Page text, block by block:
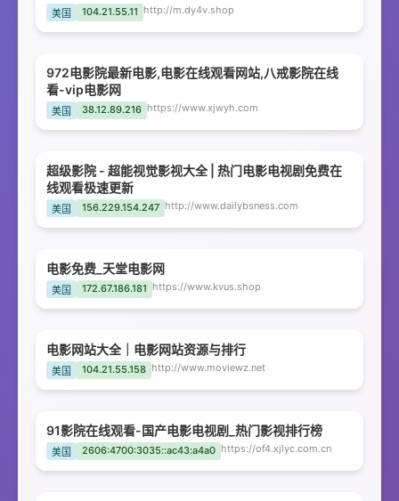
美国 104.21.55.11 http://m.dy4v.shop
972电影院最新电影,电影在线观看网站,八戒影院在线
看-vip电影网
美国 38.12.89.216 https://www.xjwyh.com
超级影院 - 超能视觉影视大全 | 热门电影电视剧免费在
线观看极速更新
美国 156.229.154.247 http://www.dailybsness.com
电影免费_天堂电影网
美国 172.67.186.181 https://www.kvus.shop
电影网站大全｜电影网站资源与排行
美国 104.21.55.158 http://www.moviewz.net
91影院在线观看-国产电影电视剧_热门影视排行榜
美国 2606:4700:3035::ac43:a4a0 https://of4.xjlyc.com.cn